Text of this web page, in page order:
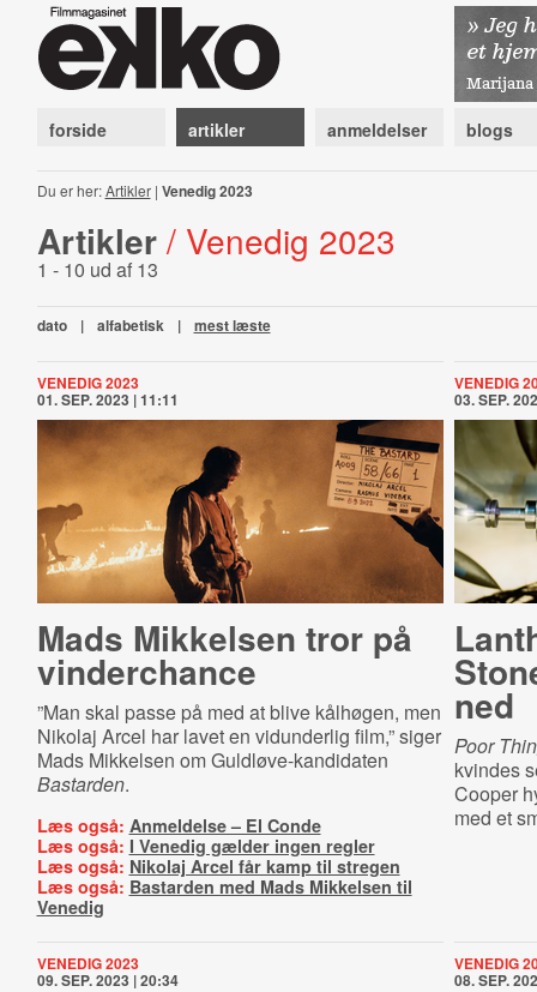
forside artikler anmeldelser blogs
Du er her:Artikler| Venedig 2023
Artikler / Venedig 2023
1 - 10 ud af 13
dato | alfabetisk | mest læste
VENEDIG 2023
01. SEP. 2023 | 11:11
Mads Mikkelsen tror på
vinderchance
”Man skal passe på med at blive kålhøgen, men
Nikolaj Arcel har lavet en vidunderlig film,” siger
Mads Mikkelsen om Guldløve-kandidaten
Bastarden.
Læs også: Anmeldelse – El Conde
Læs også: I Venedig gælder ingen regler
Læs også: Nikolaj Arcel får kamp til stregen
Læs også: Bastarden med Mads Mikkelsen til
Venedig
VENEDIG
03. SEP.
ned
Poor
kvindes
Cooper
med et
VENEDIG 2023
09. SEP. 2023 | 20:34
VENEDIG
08. SEP.